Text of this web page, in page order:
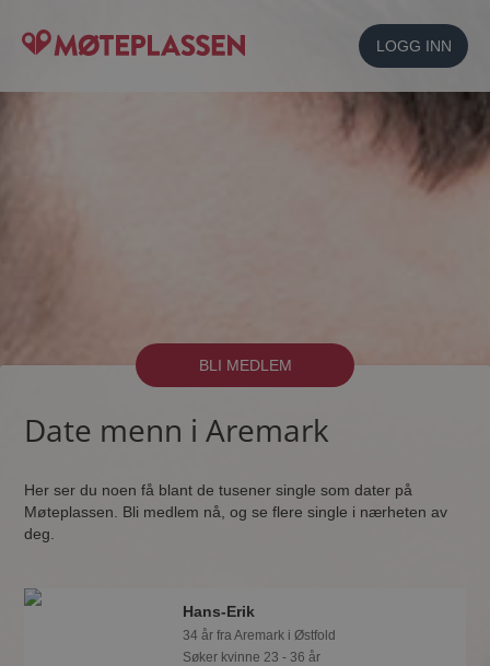
LOGG INN
BLI MEDLEM
Date menn i Aremark
Her ser du noen få blant de tusener single som dater på
Møteplassen. Bli medlem nå, og se flere single i nærheten av
deg.
Hans-Erik
34 år fra Aremark i Østfold
Søker kvinne 23 - 36 år